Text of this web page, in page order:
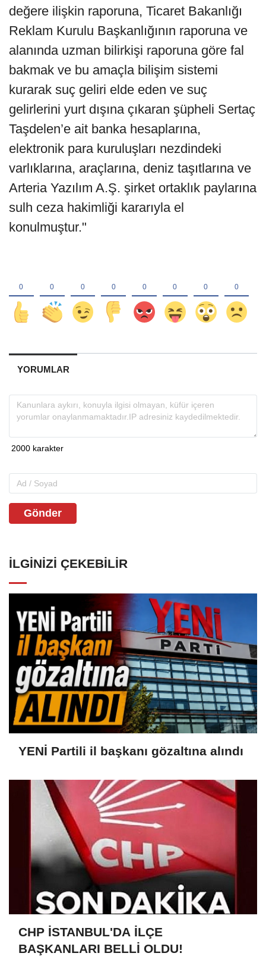
değere ilişkin raporuna, Ticaret Bakanlığı
Reklam Kurulu Başkanlığının raporuna ve
alanında uzman bilirkişi raporuna göre fal
bakmak ve bu amaçla bilişim sistemi
kurarak suç geliri elde eden ve suç
gelirlerini yurt dışına çıkaran şüpheli Sertaç
Taşdelen’e ait banka hesaplarına,
elektronik para kuruluşları nezdindeki
varlıklarına, araçlarına, deniz taşıtlarına ve
Arteria Yazılım A.Ş. şirket ortaklık paylarına
sulh ceza hakimliği kararıyla el
konulmuştur."
YORUMLAR
Gönder
İLGINIZI ÇEKEBILIR
YENİ Partili il başkanı gözaltına alındı
CHP İSTANBUL'DA İLÇE
BAŞKANLARI BELLİ OLDU!